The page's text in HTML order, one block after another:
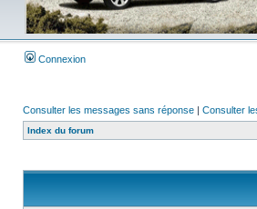
Connexion
Consulter les messages sans réponse | Consulter
Index du forum